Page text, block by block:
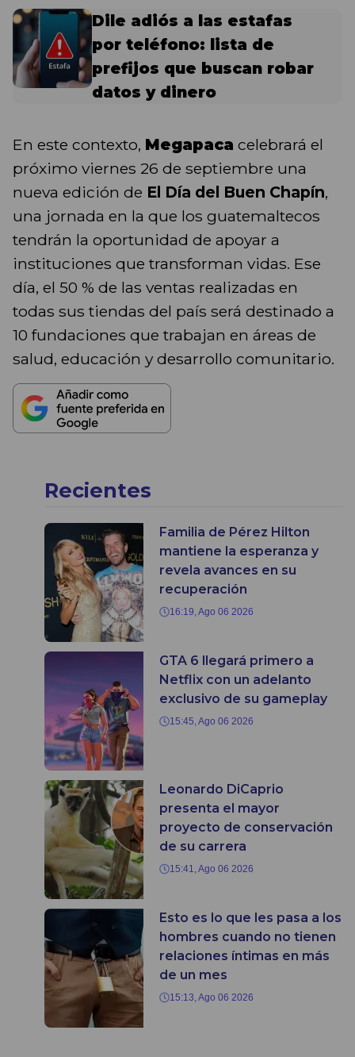
Dile adiós a las estafas
por teléfono: lista de
prefijos que buscan robar
datos y dinero
En este contexto, Megapaca celebrará el
próximo viernes 26 de septiembre una
nueva edición de El Día del Buen Chapín,
una jornada en la que los guatemaltecos
tendrán la oportunidad de apoyar a
instituciones que transforman vidas. Ese
día, el 50 % de las ventas realizadas en
todas sus tiendas del país será destinado a
10 fundaciones que trabajan en áreas de
salud, educación y desarrollo comunitario.
Recientes
Familia de Pérez Hilton
mantiene la esperanza y
revela avances en su
recuperación
16:19, Ago 06 2026
GTA 6 llegará primero a
Netflix con un adelanto
exclusivo de su gameplay
15:45, Ago 06 2026
Leonardo DiCaprio
presenta el mayor
proyecto de conservación
de su carrera
15:41, Ago 06 2026
Esto es lo que les pasa a los
hombres cuando no tienen
relaciones íntimas en más
de un mes
15:13, Ago 06 2026